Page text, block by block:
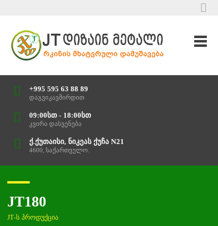
+995 595 63 88 89
დაგვიკავშირდით
09:00სთ - 18:00სთ
კვირა დასვენება
ქ.ქუთაისი, ნიკეას ქუჩა N21
4600, საქართველო.
JT180
JT-ს პროდუქცია